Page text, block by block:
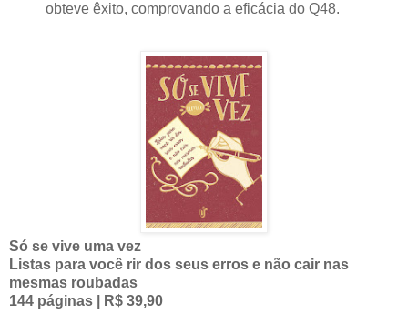
obteve êxito, comprovando a eficácia do Q48.
Só se vive uma vez
Listas para você rir dos seus erros e não cair nas
mesmas roubadas
144 páginas | R$ 39,90